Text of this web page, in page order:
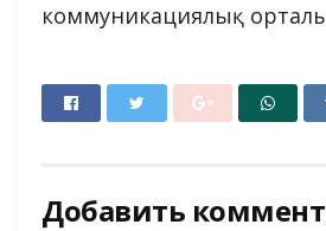
коммуникациялық
Добавить